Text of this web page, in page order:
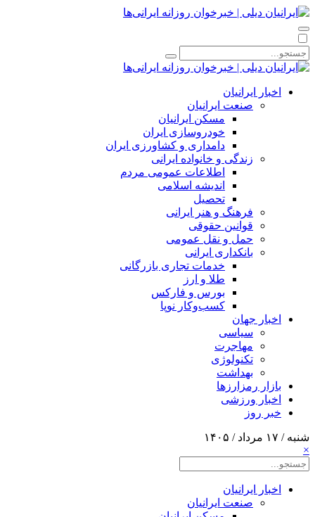
اخبار ایرانیان
صنعت ایرانیان
مسکن ایرانیان
خودروسازی ایران
دامداری و کشاورزی ایران
زندگی و خانواده ایرانی
اطلاعات عمومی مردم
اندیشه اسلامی
تحصیل
فرهنگ و هنر ایرانی
قوانین حقوقی
حمل و نقل عمومی
بانکداری ایرانی
خدمات تجاری بازرگانی
طلا و ارز
بورس و فارکس
کسب‌وکار نوپا
اخبار جهان
سیاسی
مهاجرت
تکنولوژی
بهداشت
بازار رمزارزها
اخبار ورزشی
خبر روز
شنبه / ۱۷ مرداد / ۱۴۰۵
×
اخبار ایرانیان
صنعت ایرانیان